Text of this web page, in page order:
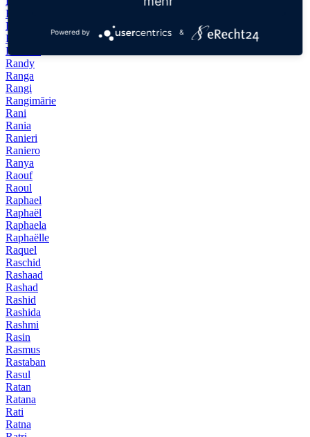
Randi
Randolf
Randolph
Randulf
Randy
Ranga
Rangi
Rangimārie
Rani
Rania
Ranieri
Raniero
Ranya
Raouf
Raoul
Raphael
Raphaël
Raphaela
Raphaëlle
Raquel
Raschid
Rashaad
Rashad
Rashid
Rashida
Rashmi
Rasin
Rasmus
Rastaban
Rasul
Ratan
Ratana
Rati
Ratna
Powered by &